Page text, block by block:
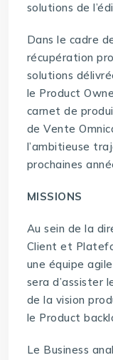
solutions de
Dans le cadre
récupération
solutions
le Product
carnet de
de Vente
l’ambitieuse
prochaines
MISSIONS
Au sein de la
Client et
une équipe
sera d’assister
de la vision
le Product
Le Business